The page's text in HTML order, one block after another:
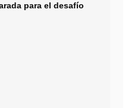
para el desafío